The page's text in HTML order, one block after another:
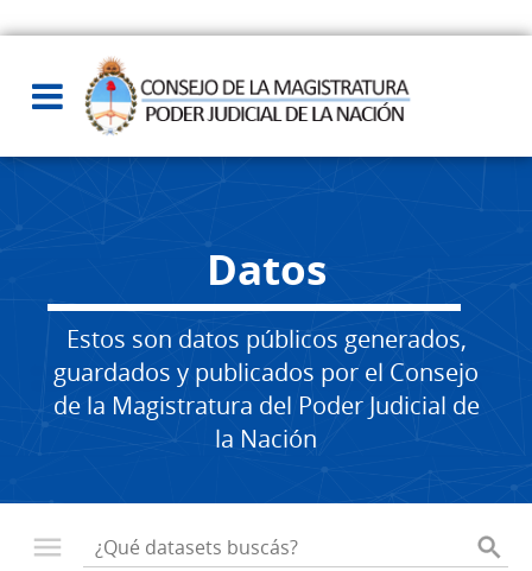
Datos
Estos son datos públicos generados,
guardados y publicados por el Consejo
de la Magistratura del Poder Judicial de
la Nación